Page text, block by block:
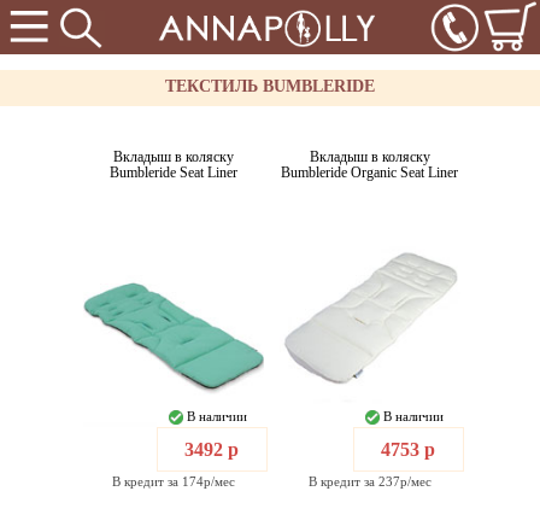
ТЕКСТИЛЬ BUMBLERIDE
Вкладыш в коляску
Bumbleride Seat Liner
В наличии
3492 р
В кредит за 174р/мес
Вкладыш в коляску
Bumbleride Organic Seat Liner
В наличии
4753 р
В кредит за 237р/мес